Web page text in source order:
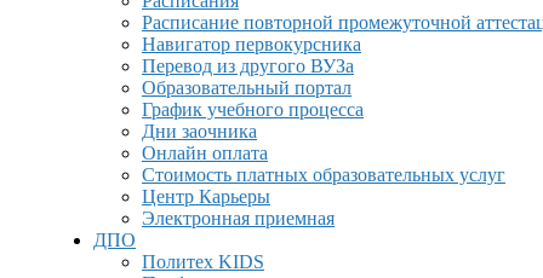
Расписание повторной промежуточной
Навигатор первокурсника
Перевод из другого ВУЗа
Образовательный портал
График учебного процесса
Дни заочника
Онлайн оплата
Стоимость платных образовательных услуг
Центр Карьеры
Электронная приемная
ДПО
Политех KIDS